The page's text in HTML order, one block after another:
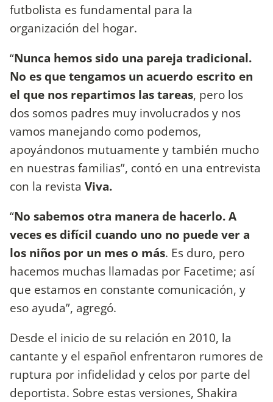
futbolista es fundamental para la
organización del hogar.
“Nunca hemos sido una pareja tradicional.
No es que tengamos un acuerdo escrito en
el que nos repartimos las tareas, pero los
dos somos padres muy involucrados y nos
vamos manejando como podemos,
apoyándonos mutuamente y también mucho
en nuestras familias”, contó en una entrevista
con la revista Viva.
“No sabemos otra manera de hacerlo. A
veces es difícil cuando uno no puede ver a
los niños por un mes o más. Es duro, pero
hacemos muchas llamadas por Facetime; así
que estamos en constante comunicación, y
eso ayuda”, agregó.
Desde el inicio de su relación en 2010, la
cantante y el español enfrentaron rumores de
ruptura por infidelidad y celos por parte del
deportista. Sobre estas versiones, Shakira